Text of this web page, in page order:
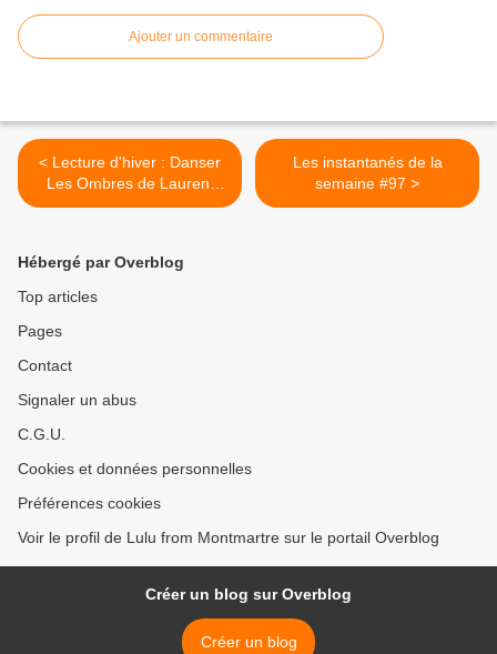
Ajouter un commentaire
< Lecture d'hiver : Danser
Les Ombres de Laurent
Gaudé
Les instantanés de la
semaine #97 >
Hébergé par Overblog
Top articles
Pages
Contact
Signaler un abus
C.G.U.
Cookies et données personnelles
Préférences cookies
Voir le profil de Lulu from Montmartre sur le portail Overblog
Créer un blog sur Overblog
Créer un blog